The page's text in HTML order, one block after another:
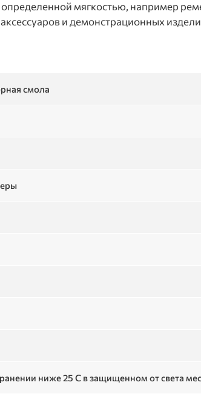
мягкостью, например
и демонстрационных
смола
ниже 25 C в защищенном от света